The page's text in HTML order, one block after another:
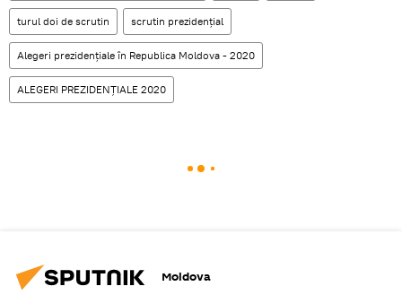
turul doi de scrutin scrutin prezidenţial
Alegeri prezidenţiale în Republica Moldova - 2020
ALEGERI PREZIDENȚIALE 2020
Moldova